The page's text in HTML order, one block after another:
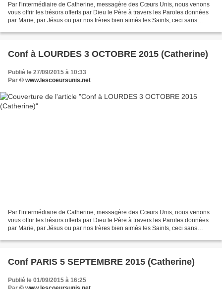
Par l'intermédiaire de Catherine, messagère des Cœurs Unis, nous venons
vous offrir les trésors offerts par Dieu le Père à travers les Paroles données
par Marie, par Jésus ou par nos frères bien aimés les Saints, ceci sans
Conf à LOURDES 3 OCTOBRE 2015 (Catherine)
Publié le 27/09/2015 à 10:33
Par © www.lescoeursunis.net
Par l'intermédiaire de Catherine, messagère des Cœurs Unis, nous venons
vous offrir les trésors offerts par Dieu le Père à travers les Paroles données
par Marie, par Jésus ou par nos frères bien aimés les Saints, ceci sans
Conf PARIS 5 SEPTEMBRE 2015 (Catherine)
Publié le 01/09/2015 à 16:25